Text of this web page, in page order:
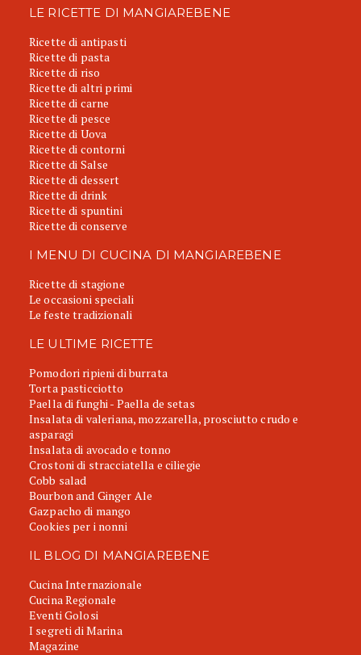
LE RICETTE DI MANGIAREBENE
Ricette di antipasti
Ricette di pasta
Ricette di riso
Ricette di altri primi
Ricette di carne
Ricette di pesce
Ricette di Uova
Ricette di contorni
Ricette di Salse
Ricette di dessert
Ricette di drink
Ricette di spuntini
Ricette di conserve
I MENU DI CUCINA DI MANGIAREBENE
Ricette di stagione
Le occasioni speciali
Le feste tradizionali
LE ULTIME RICETTE
Pomodori ripieni di burrata
Torta pasticciotto
Paella di funghi - Paella de setas
Insalata di valeriana, mozzarella, prosciutto crudo e
asparagi
Insalata di avocado e tonno
Crostoni di stracciatella e ciliegie
Cobb salad
Bourbon and Ginger Ale
Gazpacho di mango
Cookies per i nonni
IL BLOG DI MANGIAREBENE
Cucina Internazionale
Cucina Regionale
Eventi Golosi
I segreti di Marina
Magazine